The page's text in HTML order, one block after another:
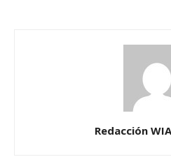
Redacción